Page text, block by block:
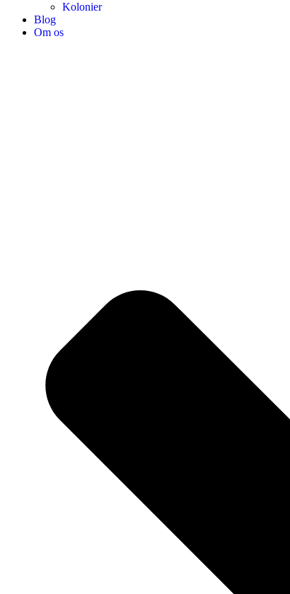
Kolonier
Blog
Om os